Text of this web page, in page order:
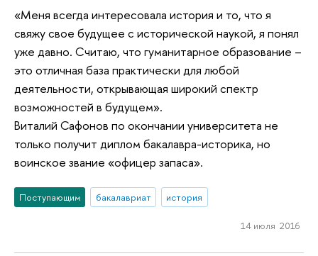
«Меня всегда интересовала история и то, что я
свяжу свое будущее с исторической наукой, я понял
уже давно. Считаю, что гуманитарное образование –
это отличная база практически для любой
деятельности, открывающая широкий спектр
возможностей в будущем».
Виталий Сафонов по окончании университета не
только получит диплом бакалавра-историка, но
воинское звание «офицер запаса».
Поступающим бакалавриат история
14 июля 2016